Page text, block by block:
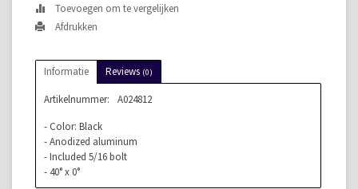
Toevoegen om te vergelijken
Afdrukken
Informatie Reviews (0)
Artikelnummer:
A024812
- Color: Black
- Anodized aluminum
- Included 5/16 bolt
- 40° x 0°